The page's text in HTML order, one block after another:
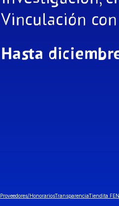
Proveedores/HonorariosTransparenciaTiendita FEN